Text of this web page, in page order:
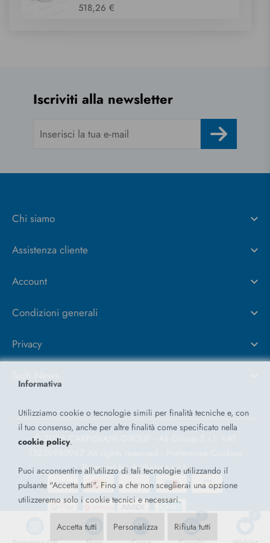
518,26 €
Iscriviti alla newsletter
Chi siamo
Assistenza cliente
Account
Condizioni generali
Privacy
© 2026 CARPIGIANI GROUP - Ali Group S.r.l. VAT
Powered byAntherica s.r.l.
Informativa
Utilizziamo cookie o tecnologie simili per finalità tecniche e, con
il tuo consenso, anche per altre finalità come specificato nella
cookie policy.
Puoi acconsentire all'utilizzo di tali tecnologie utilizzando il
pulsante "Accetta tutti". Fino a che non sceglierai una opzione
utilizzeremo solo i cookie tecnici e necessari.
Accetta tutti Personalizza Rifiuta tutti